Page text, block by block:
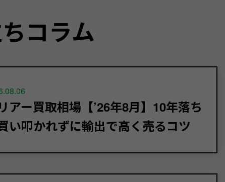
コラム
アー買取相場【’26年8月】10年落ち
い叩かれずに輸出で高く売るコツ